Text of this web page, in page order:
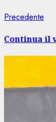
articolo
Precedente
Continua il